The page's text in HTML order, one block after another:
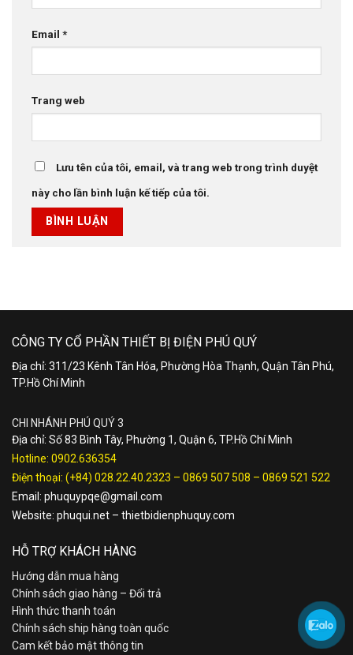
Email *
Trang web
Lưu tên của tôi, email, và trang web trong trình duyệt
này cho lần bình luận kế tiếp của tôi.
CÔNG TY CỔ PHẦN THIẾT BỊ ĐIỆN PHÚ QUÝ
Địa chỉ: 311/23 Kênh Tân Hóa, Phường Hòa Thạnh, Quận Tân Phú,
TP.Hồ Chí Minh
CHI NHÁNH PHÚ QUÝ 3
Địa chỉ: Số 83 Bình Tây, Phường 1, Quận 6, TP.Hồ Chí Minh
Hotline: 0902.636354
Điện thoại: (+84) 028.22.40.2323 – 0869 507 508 – 0869 521 522
Email: phuquypqe@gmail.com
Website: phuqui.net – thietbidienphuquy.com
HỖ TRỢ KHÁCH HÀNG
Hướng dẫn mua hàng
Chính sách giao hàng – Đổi trả
Hình thức thanh toán
Chính sách ship hàng toàn quốc
Cam kết bảo mật thông tin